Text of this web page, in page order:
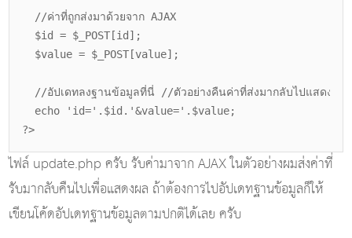
//ค่าที่ถูกส่งมาด้วยจาก AJAX
$id = $_POST[id];
$value = $_POST[value];
//อัปเดทลงฐานข้อมูลที่นี่ //ตัวอย่างคืนค่าที่ส่งมากลับไปแสดงผล
echo 'id='.$id.'&value='.$value;
?>
ไฟล์ update.php ครับ รับค่ามาจาก AJAX ในตัวอย่างผมส่งค่าที่
รับมากลับคืนไปเพื่อแสดงผล ถ้าต้องการไปอัปเดทฐานข้อมูลก็ให้
เขียนโค้ดอัปเดทฐานข้อมูลตามปกติได้เลย ครับ